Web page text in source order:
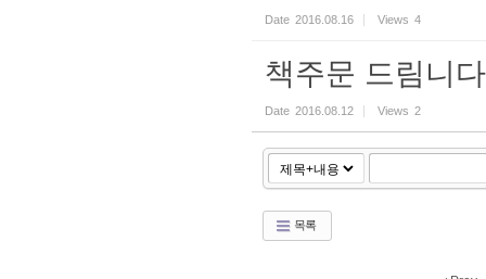
Date 2016.08.16 Views 4
책주문 드림니다
Date 2016.08.12 Views 2
목록